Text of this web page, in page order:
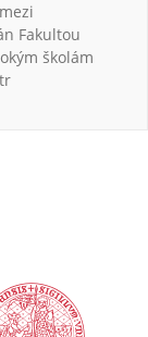
Fakultou
školám